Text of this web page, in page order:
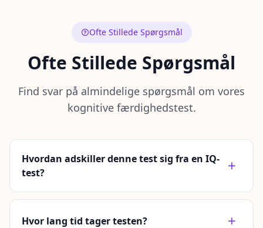
Ofte Stillede Spørgsmål
Ofte Stillede Spørgsmål
Find svar på almindelige spørgsmål om vores
kognitive færdighedstest.
Hvordan adskiller denne test sig fra en IQ-
test?
Hvor lang tid tager testen?